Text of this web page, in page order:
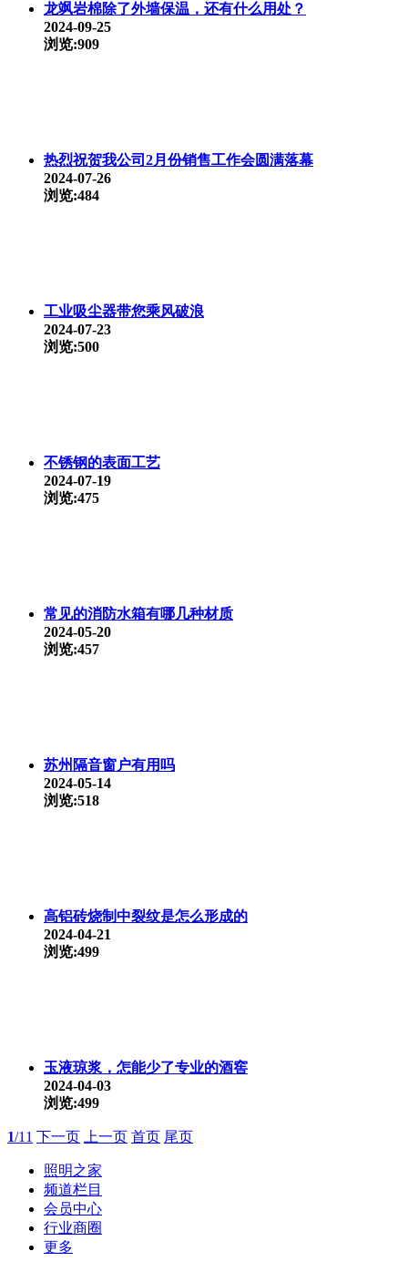
龙飒岩棉除了外墙保温，还有什么用处？
2024-09-25
浏览:909
热烈祝贺我公司2月份销售工作会圆满落幕
2024-07-26
浏览:484
工业吸尘器带您乘风破浪
2024-07-23
浏览:500
不锈钢的表面工艺
2024-07-19
浏览:475
常见的消防水箱有哪几种材质
2024-05-20
浏览:457
苏州隔音窗户有用吗
2024-05-14
浏览:518
高铝砖烧制中裂纹是怎么形成的
2024-04-21
浏览:499
玉液琼浆，怎能少了专业的酒窖
2024-04-03
浏览:499
1/11 下一页 上一页 首页 尾页
照明之家
频道栏目
会员中心
行业商圈
更多